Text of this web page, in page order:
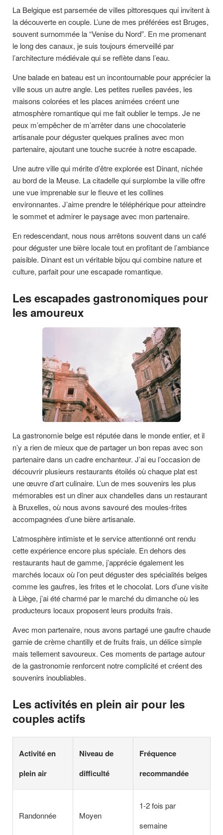
La Belgique est parsemée de villes pittoresques qui invitent à
la découverte en couple. L’une de mes préférées est Bruges,
souvent surnommée la “Venise du Nord”. En me promenant
le long des canaux, je suis toujours émerveillé par
l’architecture médiévale qui se reflète dans l’eau.
Une balade en bateau est un incontournable pour apprécier la
ville sous un autre angle. Les petites ruelles pavées, les
maisons colorées et les places animées créent une
atmosphère romantique qui me fait oublier le temps. Je ne
peux m’empêcher de m’arrêter dans une chocolaterie
artisanale pour déguster quelques pralines avec mon
partenaire, ajoutant une touche sucrée à notre escapade.
Une autre ville qui mérite d’être explorée est Dinant, nichée
au bord de la Meuse. La citadelle qui surplombe la ville offre
une vue imprenable sur le fleuve et les collines
environnantes. J’aime prendre le téléphérique pour atteindre
le sommet et admirer le paysage avec mon partenaire.
En redescendant, nous nous arrêtons souvent dans un café
pour déguster une bière locale tout en profitant de l’ambiance
paisible. Dinant est un véritable bijou qui combine nature et
culture, parfait pour une escapade romantique.
Les escapades gastronomiques pour
les amoureux
La gastronomie belge est réputée dans le monde entier, et il
n’y a rien de mieux que de partager un bon repas avec son
partenaire dans un cadre enchanteur. J’ai eu l’occasion de
découvrir plusieurs restaurants étoilés où chaque plat est
une œuvre d’art culinaire. L’un de mes souvenirs les plus
mémorables est un dîner aux chandelles dans un restaurant
à Bruxelles, où nous avons savouré des moules-frites
accompagnées d’une bière artisanale.
L’atmosphère intimiste et le service attentionné ont rendu
cette expérience encore plus spéciale. En dehors des
restaurants haut de gamme, j’apprécie également les
marchés locaux où l’on peut déguster des spécialités belges
comme les gaufres, les frites et le chocolat. Lors d’une visite
à Liège, j’ai été charmé par le marché du dimanche où les
producteurs locaux proposent leurs produits frais.
Avec mon partenaire, nous avons partagé une gaufre chaude
garnie de crème chantilly et de fruits frais, un délice simple
mais tellement savoureux. Ces moments de partage autour
de la gastronomie renforcent notre complicité et créent des
souvenirs inoubliables.
Les activités en plein air pour les
couples actifs
Activité en
plein air
Niveau de
difficulté
Fréquence
recommandée
Randonnée Moyen
1-2 fois par
semaine